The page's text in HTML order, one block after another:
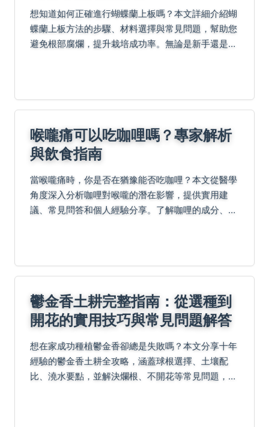
想知道如何正確進行蝴蝶蘭上板嗎？本文詳細介紹蝴
蝶蘭上板方法的步驟、材料選擇與常見問題，幫助您
避免根部腐爛，提升栽培成功率。無論是新手還是進
喉嚨痛可以吃咖哩嗎？專家解析
與飲食指南
當喉嚨痛時，你是否在猶豫能否吃咖哩？本文從醫學
角度深入分析咖哩對喉嚨的潛在影響，提供實用建
議、常見問答和個人經驗分享。了解咖哩的成分、如
鬱金香土耕完整指南：從選種到
開花的實用技巧與常見問題解答
想在家成功種植鬱金香卻總是失敗嗎？本文分享十年
經驗的鬱金香土耕全攻略，涵蓋球根選擇、土壤配
比、澆水要點，並解決爛根、不開花等常見問題，讓